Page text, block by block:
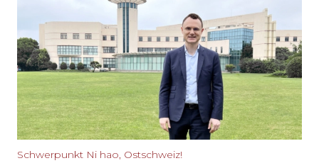
Schwerpunkt Ni hao, Ostschweiz!